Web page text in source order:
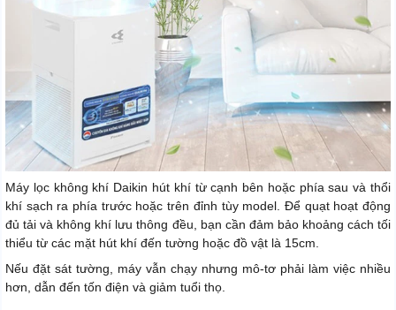
Máy lọc không khí Daikin hút khí từ cạnh bên hoặc phía sau và thổi
khí sạch ra phía trước hoặc trên đỉnh tùy model. Để quạt hoạt động
đủ tải và không khí lưu thông đều, bạn cần đảm bảo khoảng cách tối
thiểu từ các mặt hút khí đến tường hoặc đồ vật là 15cm.
Nếu đặt sát tường, máy vẫn chạy nhưng mô-tơ phải làm việc nhiều
hơn, dẫn đến tốn điện và giảm tuổi thọ.